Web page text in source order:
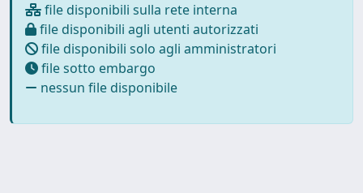
file disponibili sulla rete interna
file disponibili agli utenti autorizzati
file disponibili solo agli amministratori
file sotto embargo
nessun file disponibile